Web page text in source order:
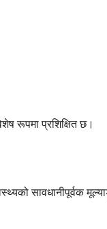
रूपमा प्रशिक्षित छ।
सावधानीपूर्वक